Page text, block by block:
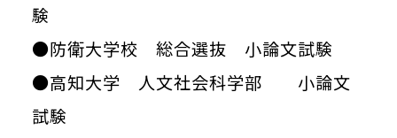
験
●防衛大学校 総合選抜 小論文試験
●高知大学 人文社会科学部 小論文
試験